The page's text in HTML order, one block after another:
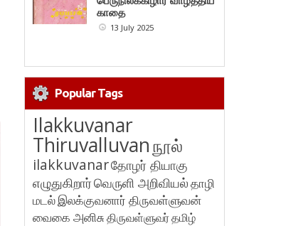
காதை
13 July 2025
Popular Tags
Ilakkuvanar
Thiruvalluvanநூல்
ilakkuvanarதோழர் தியாகு
எழுதுகிறார்வெருளி அறிவியல்தாழி
மடல்இலக்குவனார் திருவள்ளுவன்
வைகை அனிசுதிருவள்ளுவர்தமிழ்